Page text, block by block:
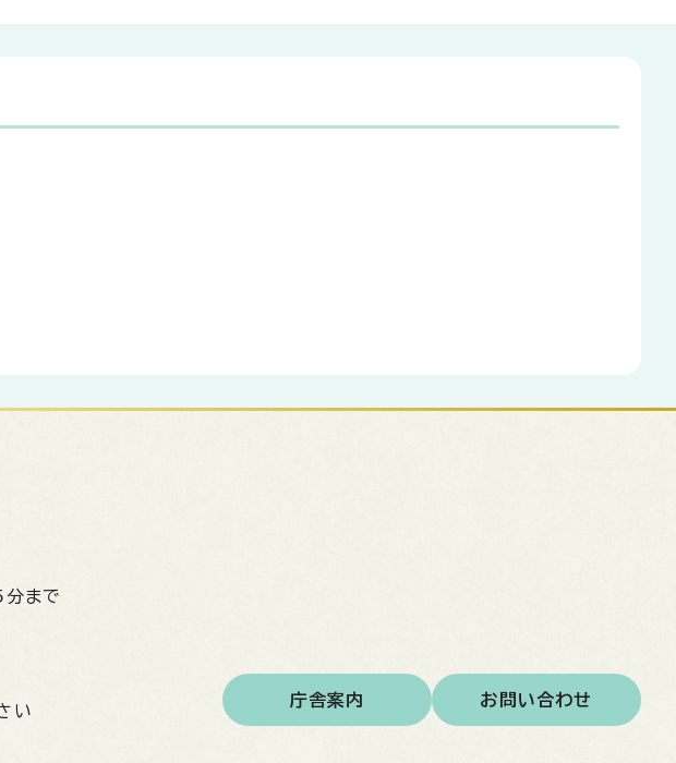
まで
い
庁舎案内 お問い合わせ